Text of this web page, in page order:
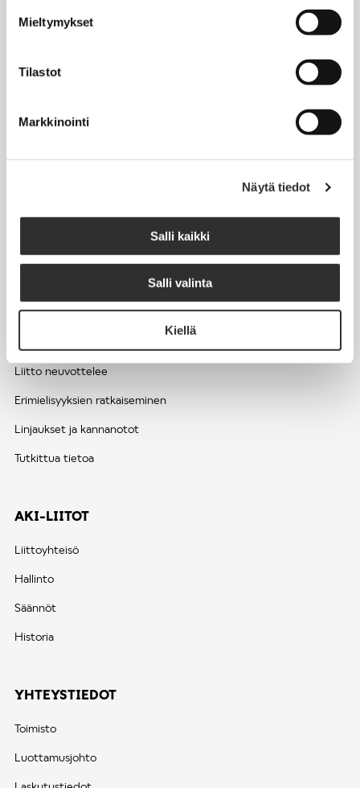
Mieltymykset
Tilastot
Markkinointi
Näytä tiedot
Salli kaikki
Salli valinta
Kiellä
Palkkaus
Työttömyys ja lomautukset
Kesätyöntekijän työehdot ja palkkaus seurakuntien hengellisessä
EDUNVALVONTA
Liitto neuvottelee
Erimielisyyksien ratkaiseminen
Linjaukset ja kannanotot
Tutkittua tietoa
AKI-LIITOT
Liittoyhteisö
Hallinto
Säännöt
Historia
YHTEYSTIEDOT
Toimisto
Luottamusjohto